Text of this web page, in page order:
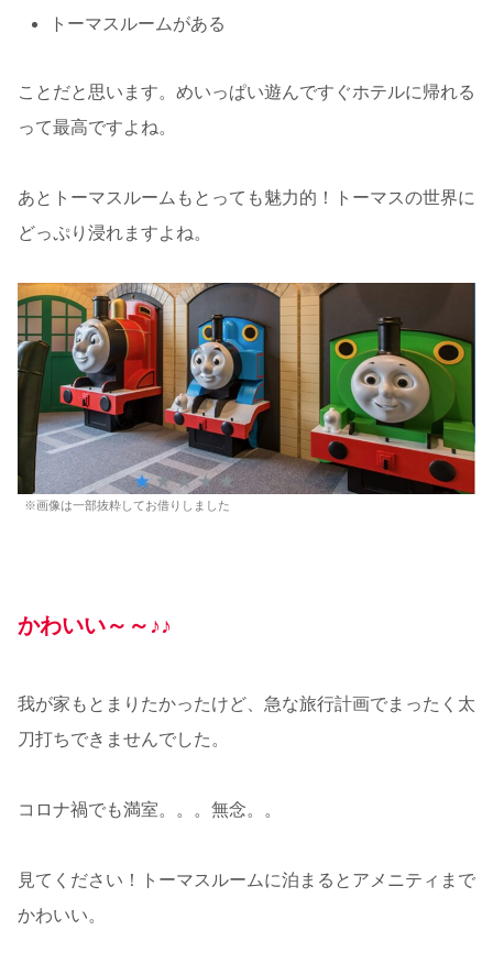
トーマスルームがある
ことだと思います。めいっぱい遊んですぐホテルに帰れる
って最高ですよね。
あとトーマスルームもとっても魅力的！トーマスの世界に
どっぷり浸れますよね。
※画像は一部抜粋してお借りしました
かわいい～～♪♪
我が家もとまりたかったけど、急な旅行計画でまったく太
刀打ちできませんでした。
コロナ禍でも満室。。。無念。。
見てください！トーマスルームに泊まるとアメニティまで
かわいい。